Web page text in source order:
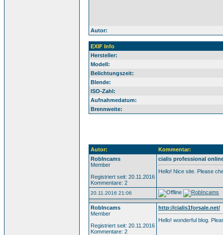
Autor:
EXIF Info
Hersteller:
Modell:
Belichtungszeit:
Blende:
ISO-Zahl:
Aufnahmedatum:
Brennweite:
Autor:
Kommentar:
RobIncams
Member
Registriert seit: 20.11.2016
Kommentare: 2
cialis professional
Hello! Nice site. Please
20.11.2016 21:06
RobIncams
Member
Registriert seit: 20.11.2016
Kommentare: 2
http://cialis1forsale.net/
Hello! wonderful blog.